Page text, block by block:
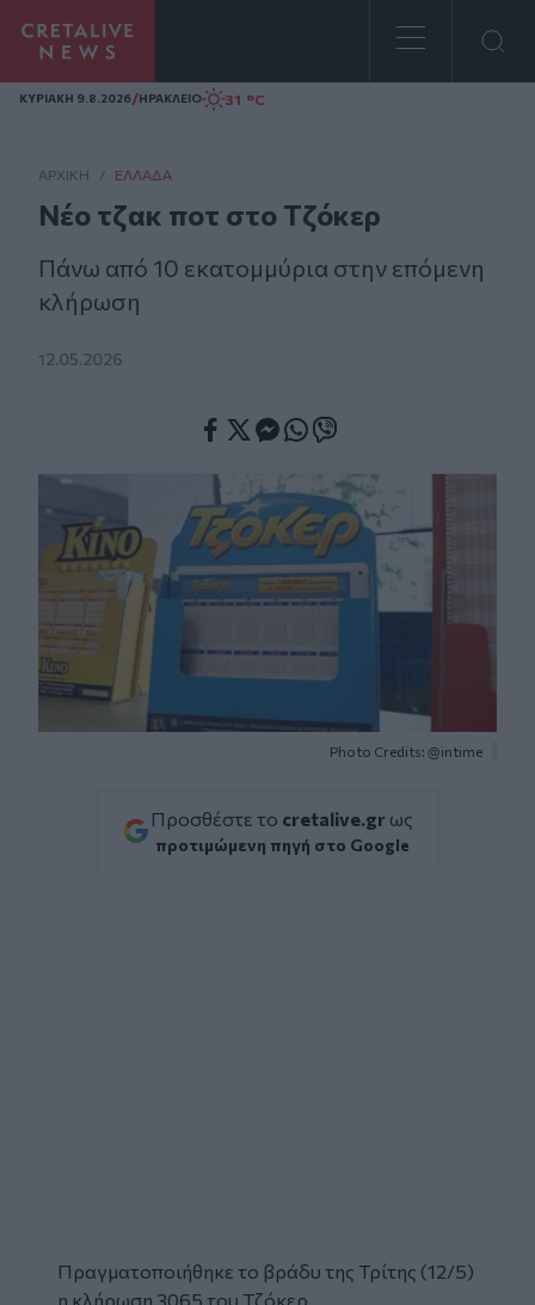
Homepage
ΚΥΡΙΑΚΗ 9.8.2026/ΗΡΑΚΛΕΙΟ 31 °C
ΑΡΧΙΚΗ / ΕΛΛΆΔΑ
Νέο τζακ ποτ στο Τζόκερ
Πάνω από 10 εκατομμύρια στην επόμενη
κλήρωση
12.05.2026
Photo Credits: @intime
Προσθέστε το cretalive.gr ως
προτιμώμενη πηγή στο Google
Πραγματοποιήθηκε το βράδυ της Τρίτης (12/5)
η κλήρωση 3065 του Τζόκερ.